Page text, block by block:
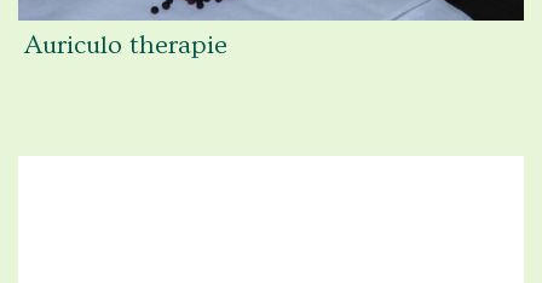
Auriculo therapie